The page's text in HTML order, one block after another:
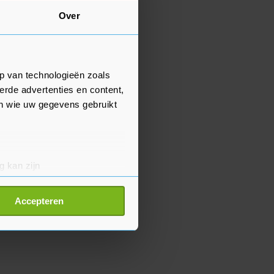
Over
van technologieën zoals
advertenties en content,
wie uw gegevens gebruikt
kan zijn
detailgedeelte
Accepteren